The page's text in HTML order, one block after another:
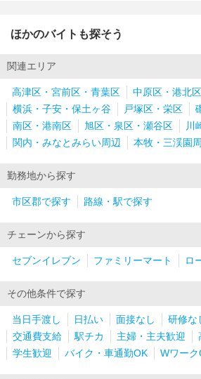
ほかのバイトも探そう
関連エリア
高津区・宮前区・青葉区 中原区・港北区
横浜・子安・保土ヶ谷
戸塚区・栄区
南区・港南区
旭区・泉区・瀬谷区
川
関内・みなとみらい周辺
本牧・三渓園
勤務地から探す
市区郡で探す 路線・駅で探す
チェーンから探す
セブンイレブン ファミリーマート ロ
その他条件で探す
当日手渡し 日払い 面接なし 研修な
交通費支給
駅チカ 主婦・主夫歓迎
学生歓迎
バイク・車通勤OK Wワーク